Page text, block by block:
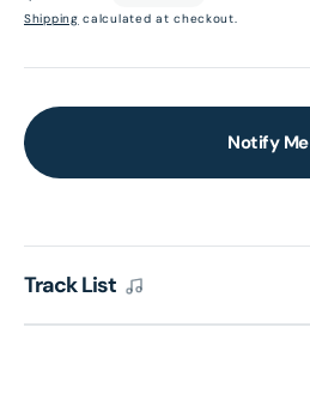
price
Shipping calculated at checkout.
Notify Me
Track List